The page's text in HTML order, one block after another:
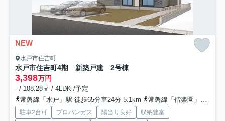
NEW
水戸市住吉町
水戸市住吉町4期 新築戸建 2号棟
3,398万円
- / 108.28㎡ / 4LDK /予定
常磐線「水戸」駅 徒歩65分車24分 5.1km
常磐線「偕楽園」駅 徒歩74分
駐車2台可 プロパンガス 陽当り良好
収納豊富